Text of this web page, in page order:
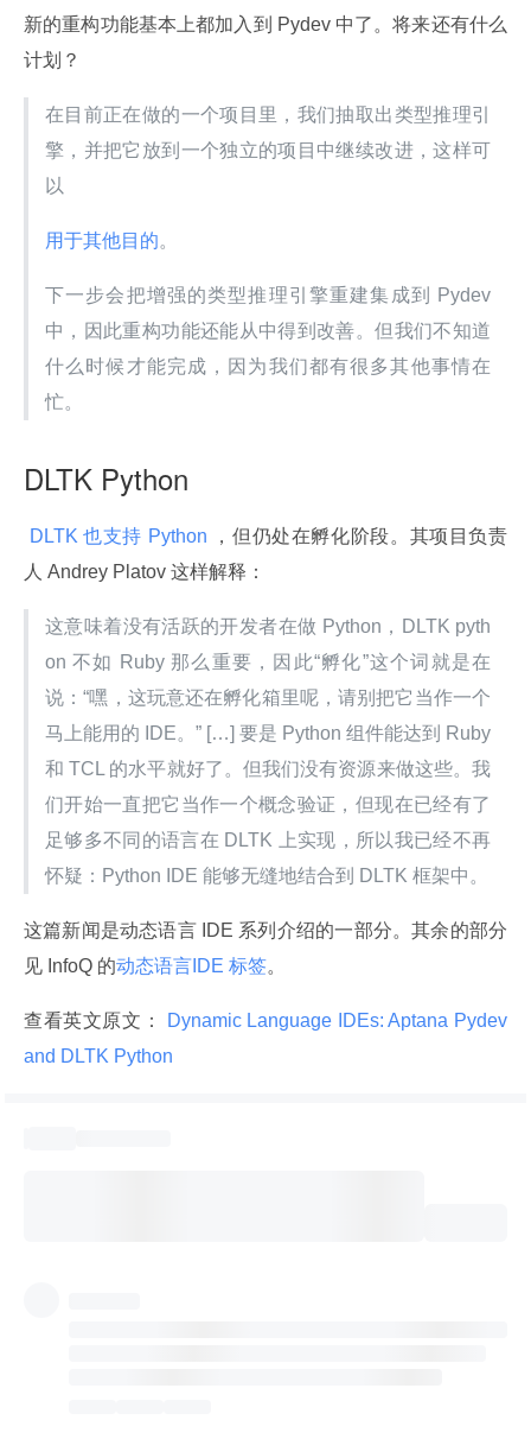
新的重构功能基本上都加入到 Pydev 中了。将来还有什么
计划？
在目前正在做的一个项目里，我们抽取出类型推理引
擎，并把它放到一个独立的项目中继续改进，这样可
以
用于其他目的。
下一步会把增强的类型推理引擎重建集成到 Pydev
中，因此重构功能还能从中得到改善。但我们不知道
什么时候才能完成，因为我们都有很多其他事情在
忙。
DLTK Python
DLTK 也支持 Python
，但仍处在孵化阶段。其项目负责
人 Andrey Platov 这样解释：
这意味着没有活跃的开发者在做 Python，DLTK pyth
on 不如 Ruby 那么重要，因此“孵化”这个词就是在
说：“嘿，这玩意还在孵化箱里呢，请别把它当作一个
马上能用的 IDE。” […] 要是 Python 组件能达到 Ruby
和 TCL 的水平就好了。但我们没有资源来做这些。我
们开始一直把它当作一个概念验证，但现在已经有了
足够多不同的语言在 DLTK 上实现，所以我已经不再
怀疑：Python IDE 能够无缝地结合到 DLTK 框架中。
这篇新闻是动态语言 IDE 系列介绍的一部分。其余的部分
见 InfoQ 的动态语言IDE 标签。
查看英文原文：
Dynamic Language IDEs: Aptana Pydev
and DLTK Python